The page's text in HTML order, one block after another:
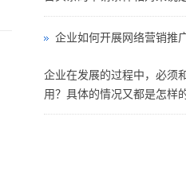
企业如何开展网络营销推
企业在发展的过程中，必须
用？具体的情况又都是怎样